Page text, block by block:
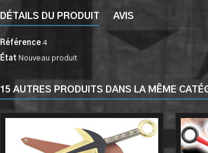
DÉTAILS DU PRODUIT AVIS
Référence 4
État Nouveau produit
15 AUTRES PRODUITS DANS LA MÊME